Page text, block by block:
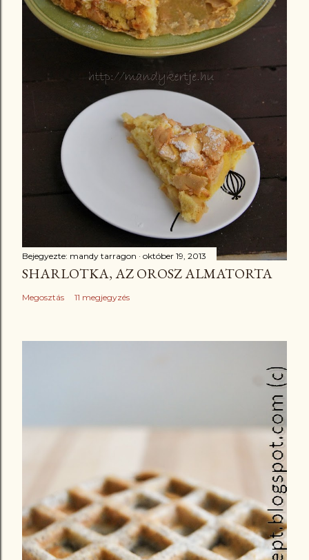
Bejegyezte: mandy tarragon október 19, 2013
SHARLOTKA, AZ OROSZ ALMATORTA
Megosztás 11 megjegyzés